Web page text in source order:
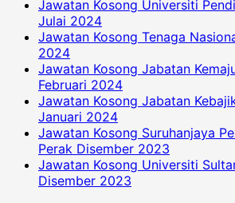
Jawatan Kosong Universiti
Julai 2024
Jawatan Kosong Tenaga
2024
Jawatan Kosong Jabatan
Februari 2024
Jawatan Kosong Jabatan
Januari 2024
Jawatan Kosong Suruhanjaya
Perak Disember 2023
Jawatan Kosong Universiti
Disember 2023